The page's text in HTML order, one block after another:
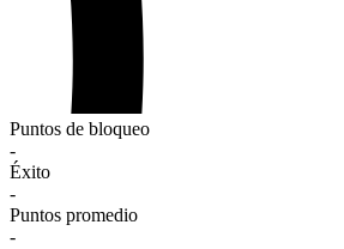
Puntos de bloqueo
-
Éxito
-
Puntos promedio
-